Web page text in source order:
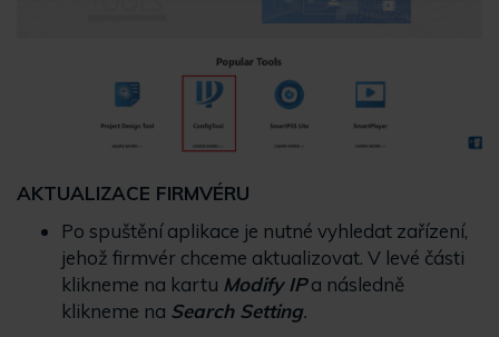
AKTUALIZACE FIRMVÉRU
Po spuštění aplikace je nutné vyhledat zařízení,
jehož firmvér chceme aktualizovat. V levé části
klikneme na kartu Modify IPa následně
klikneme na Search Setting.